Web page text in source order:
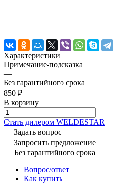
Характеристики
Примечание-подсказка
—
Без гарантийного срока
850 ₽
В корзину
Cтать дилером WELDESTAR
Задать вопрос
Запросить предложение
Без гарантийного срока
Вопрос/ответ
Как купить